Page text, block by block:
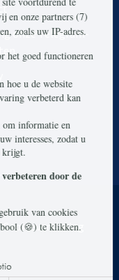
onze Telegram-
Cookieverklaring